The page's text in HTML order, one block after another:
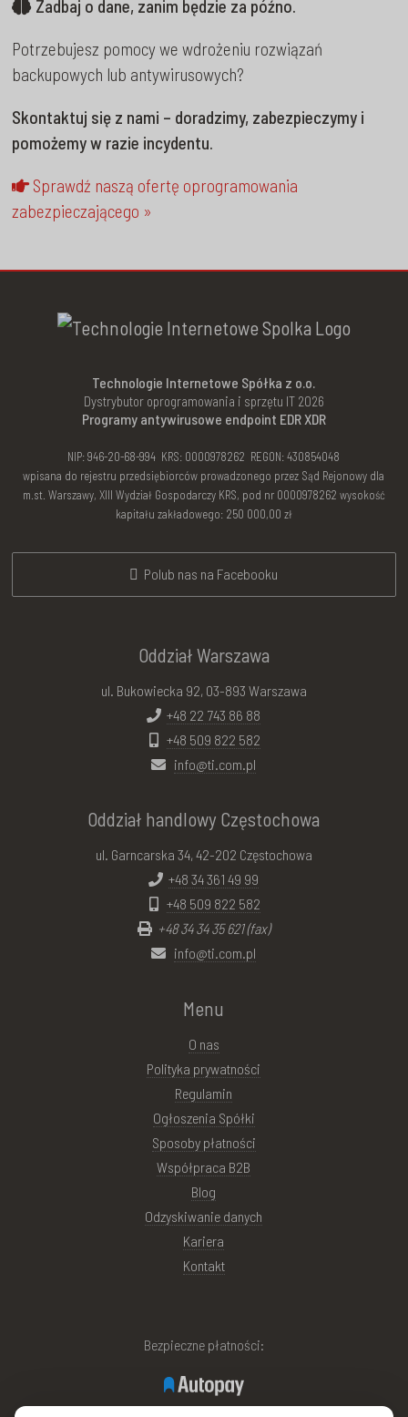
Zadbaj o dane, zanim będzie za późno.
Potrzebujesz pomocy we wdrożeniu rozwiązań
backupowych lub antywirusowych?
Skontaktuj się z nami – doradzimy, zabezpieczymy i
pomożemy w razie incydentu.
Sprawdź naszą ofertę oprogramowania
zabezpieczającego »
Technologie Internetowe Spółka z o.o.
Dystrybutor oprogramowania i sprzętu IT 2026
Programy antywirusowe endpoint EDR XDR
NIP: 946-20-68-994 KRS: 0000978262 REGON: 430854048
wpisana do rejestru przedsiębiorców prowadzonego przez Sąd Rejonowy dla
m.st. Warszawy, XIII Wydział Gospodarczy KRS, pod nr 0000978262 wysokość
kapitału zakładowego: 250 000,00 zł
Polub nas na Facebooku
Oddział Warszawa
ul. Bukowiecka 92, 03-893 Warszawa
+48 22 743 86 88
+48 509 822 582
info@ti.com.pl
Oddział handlowy Częstochowa
ul. Garncarska 34, 42-202 Częstochowa
+48 34 361 49 99
+48 509 822 582
+48 34 34 35 621 (fax)
info@ti.com.pl
Menu
O nas
Polityka prywatności
Regulamin
Ogłoszenia Spółki
Sposoby płatności
Współpraca B2B
Blog
Odzyskiwanie danych
Kariera
Kontakt
Bezpieczne płatności: